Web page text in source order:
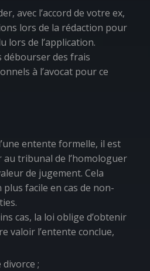
avec l’accord de votre ex,
lors de la rédaction pour
lors de l’application.
des frais
à l’avocat pour ce
entente formelle, il est
au tribunal de l’homologuer
de jugement. Cela
facile en cas de non-
cas, la loi oblige d’obtenir
valoir l’entente conclue,
;